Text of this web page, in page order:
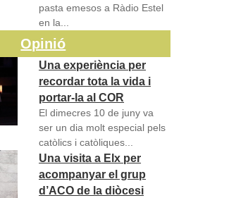
pasta emesos a Ràdio Estel
en la...
Opinió
Una experiència per
recordar tota la vida i
portar-la al COR
El dimecres 10 de juny va
ser un dia molt especial pels
catòlics i catòliques...
Una visita a Elx per
acompanyar el grup
d’ACO de la diòcesi